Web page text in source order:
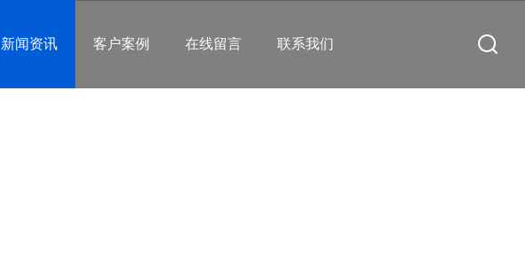
新闻资讯 客户案例 在线留言 联系我们